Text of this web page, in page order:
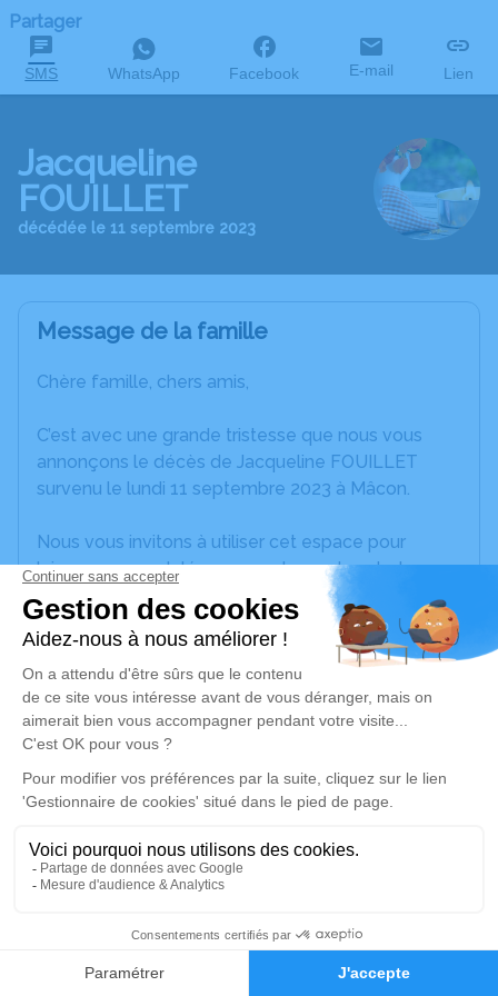
Faire-part Hommages
Partager
SMS WhatsApp Facebook E-mail Lien
Jacqueline
FOUILLET
décédée le 11 septembre 2023
Message de la famille
Chère famille, chers amis,
C’est avec une grande tristesse que nous vous
annonçons le décès de Jacqueline FOUILLET
survenu le lundi 11 septembre 2023 à Mâcon.
Nous vous invitons à utiliser cet espace pour
laisser vos condoléances, partager des photos
souvenirs, une anecdote ou exprimer vos pensées
à travers des poèmes ou des textes. Cet endroit
est un lieu d'expression dédié à honorer la
mémoire de Jacqueline FOUILLET.
Un service de plantation d’arbre hommage est
disponible ici.
Je rends hommage
Cérémonie
Eglise Saint Georges Rue de l'Église